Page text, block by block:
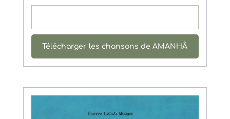
Télécharger les chansons de AMANHÃ